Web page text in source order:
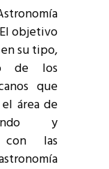
objetivo
su tipo,
de los
que
área de
y
las